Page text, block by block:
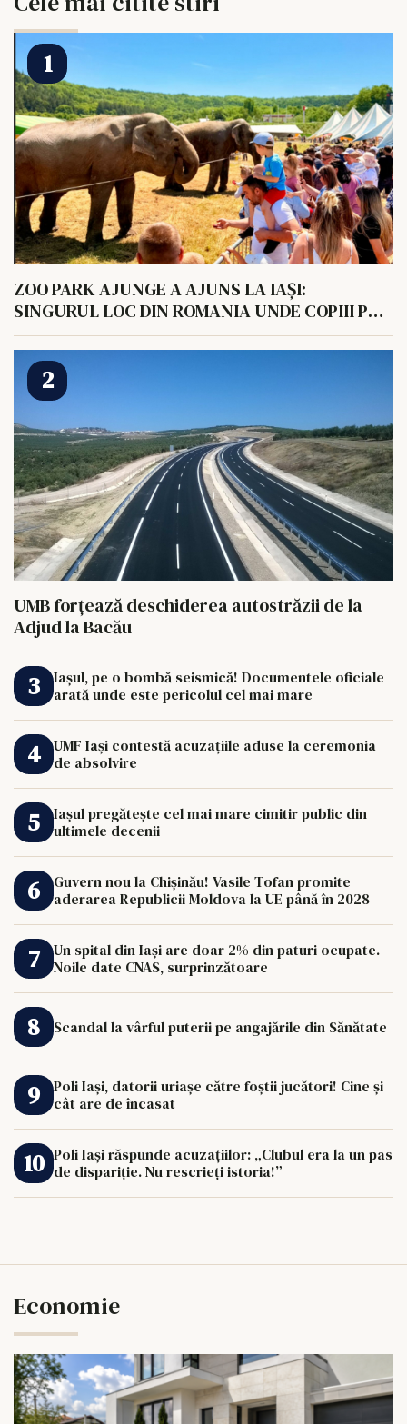
ZOO PARK AJUNGE A AJUNS LA IAȘI:
SINGURUL LOC DIN ROMANIA UNDE COPIII POT
HRANI UN ELEFANT
UMB forțează deschiderea autostrăzii de la
Adjud la Bacău
Iașul, pe o bombă seismică! Documentele oficiale
arată unde este pericolul cel mai mare
UMF Iași contestă acuzațiile aduse la ceremonia
de absolvire
Iașul pregătește cel mai mare cimitir public din
ultimele decenii
Guvern nou la Chișinău! Vasile Tofan promite
aderarea Republicii Moldova la UE până în 2028
Un spital din Iași are doar 2% din paturi ocupate.
Noile date CNAS, surprinzătoare
Scandal la vârful puterii pe angajările din Sănătate
Poli Iași, datorii uriașe către foștii jucători! Cine și
cât are de încasat
Poli Iași răspunde acuzațiilor: „Clubul era la un pas
de dispariție. Nu rescrieți istoria!”
Economie